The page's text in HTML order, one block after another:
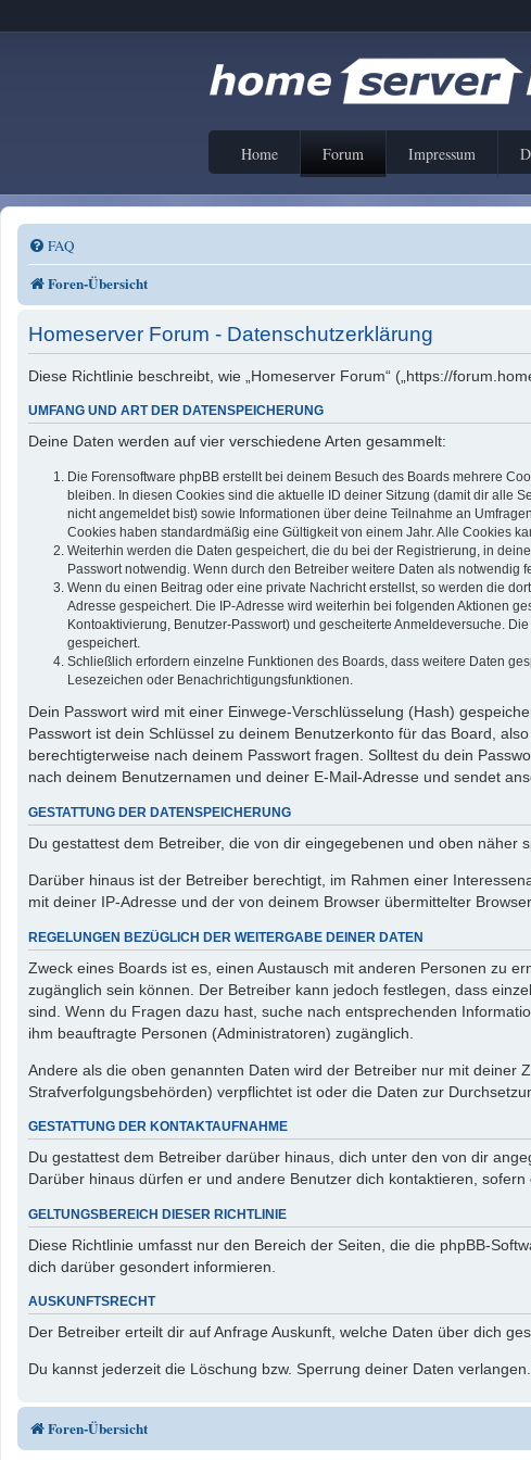
Home Forum Impressum
FAQ
Foren-Übersicht
Homeserver Forum - Datenschutzerklärung
Diese Richtlinie beschreibt, wie „Homeserver Forum“ („https://
UMFANG UND ART DER DATENSPEICHERUNG
Deine Daten werden auf vier verschiedene Arten gesammelt:
Die Forensoftware phpBB erstellt bei deinem Besuch des Boards mehrere
bleiben. In diesen Cookies sind die aktuelle ID deiner Sitzung (damit dir alle
nicht angemeldet bist) sowie Informationen über deine Teilnahme an
Cookies haben standardmäßig eine Gültigkeit von einem Jahr. Alle Cookies
Weiterhin werden die Daten gespeichert, die du bei der Registrierung, in
Passwort notwendig. Wenn durch den Betreiber weitere Daten als notwendig
Wenn du einen Beitrag oder eine private Nachricht erstellst, so werden die
Adresse gespeichert. Die IP-Adresse wird weiterhin bei folgenden Aktionen
Kontoaktivierung, Benutzer-Passwort) und gescheiterte Anmeldeversuche.
gespeichert.
Schließlich erfordern einzelne Funktionen des Boards, dass weitere Daten
Lesezeichen oder Benachrichtigungsfunktionen.
Dein Passwort wird mit einer Einwege-Verschlüsselung (Hash)
Passwort ist dein Schlüssel zu deinem Benutzerkonto für das Board,
berechtigterweise nach deinem Passwort fragen. Solltest du dein
nach deinem Benutzernamen und deiner E-Mail-Adresse und sendet
GESTATTUNG DER DATENSPEICHERUNG
Du gestattest dem Betreiber, die von dir eingegebenen und oben näher
Darüber hinaus ist der Betreiber berechtigt, im Rahmen einer
mit deiner IP-Adresse und der von deinem Browser übermittelter
REGELUNGEN BEZÜGLICH DER WEITERGABE DEINER DATEN
Zweck eines Boards ist es, einen Austausch mit anderen Personen zu
zugänglich sein können. Der Betreiber kann jedoch festlegen, dass
sind. Wenn du Fragen dazu hast, suche nach entsprechenden
ihm beauftragte Personen (Administratoren) zugänglich.
Andere als die oben genannten Daten wird der Betreiber nur mit deiner
Strafverfolgungsbehörden) verpflichtet ist oder die Daten zur
GESTATTUNG DER KONTAKTAUFNAHME
Du gestattest dem Betreiber darüber hinaus, dich unter den von dir
Darüber hinaus dürfen er und andere Benutzer dich kontaktieren,
GELTUNGSBEREICH DIESER RICHTLINIE
Diese Richtlinie umfasst nur den Bereich der Seiten, die die phpBB-
dich darüber gesondert informieren.
AUSKUNFTSRECHT
Der Betreiber erteilt dir auf Anfrage Auskunft, welche Daten über dich
Du kannst jederzeit die Löschung bzw. Sperrung deiner Daten
Foren-Übersicht